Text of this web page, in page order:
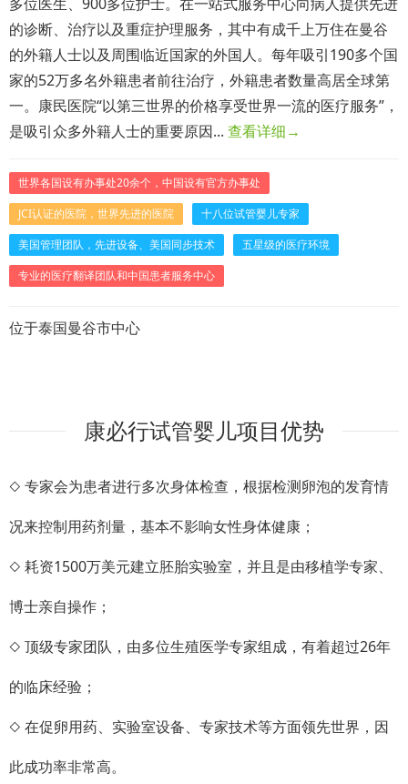
的诊断、治疗以及重症护理服务，其中有成千上万住在曼谷
的外籍人士以及周围临近国家的外国人。每年吸引190多个国
家的52万多名外籍患者前往治疗，外籍患者数量高居全球第
一。康民医院“以第三世界的价格享受世界一流的医疗服务”，
是吸引众多外籍人士的重要原因... 查看详细→
世界各国设有办事处20余个，中国设有官方办事处
JCI认证的医院，世界先进的医院
十八位试管婴儿专家
美国管理团队，先进设备、美国同步技术
五星级的医疗环境
专业的医疗翻译团队和中国患者服务中心
位于泰国曼谷市中心
康必行试管婴儿项目优势
◇ 专家会为患者进行多次身体检查，根据检测卵泡的发育情
况来控制用药剂量，基本不影响女性身体健康；
◇ 耗资1500万美元建立胚胎实验室，并且是由移植学专家、
博士亲自操作；
◇ 顶级专家团队，由多位生殖医学专家组成，有着超过26年
的临床经验；
◇ 在促卵用药、实验室设备、专家技术等方面领先世界，因
此成功率非常高。